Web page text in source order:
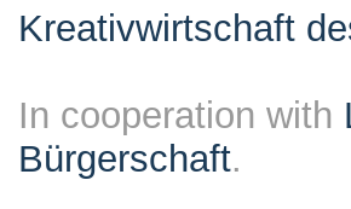
Kreativwirtschaft
In cooperation with
Bürgerschaft.